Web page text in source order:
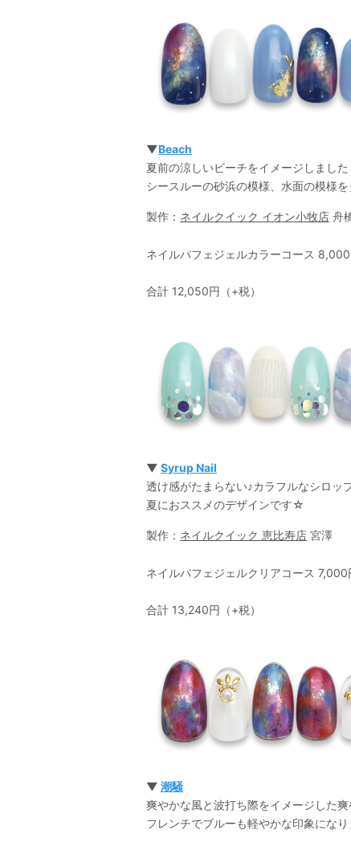
▼Beach
夏前の涼しいビーチをイメージしました
シースルーの砂浜の模様、水面の模様
製作： ネイルクイック イオン小牧店 舟
ネイルパフェジェルカラーコース
合計 12,050円（+税）
▼ Syrup Nail
透け感がたまらない♪カラフルなシロッ
夏におススメのデザインです☆
製作： ネイルクイック 恵比寿店 宮澤
ネイルパフェジェルクリアコース
合計 13,240円（+税）
▼ 潮騒
爽やかな風と波打ち際をイメージした爽
フレンチでブルーも軽やかな印象になり